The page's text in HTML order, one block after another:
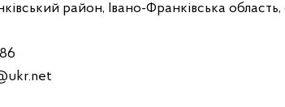
район, Івано-Франківська